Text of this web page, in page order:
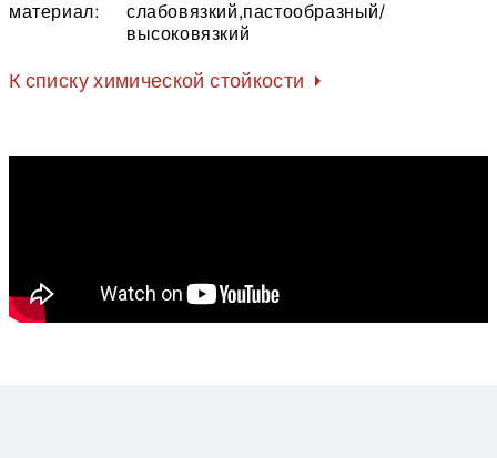
материал:
слабовязкий,пастообразный/
высоковязкий
К списку химической стойкости